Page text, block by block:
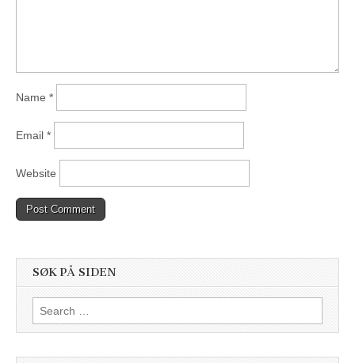
Name *
Email *
Website
SØK PÅ SIDEN
Search
for: